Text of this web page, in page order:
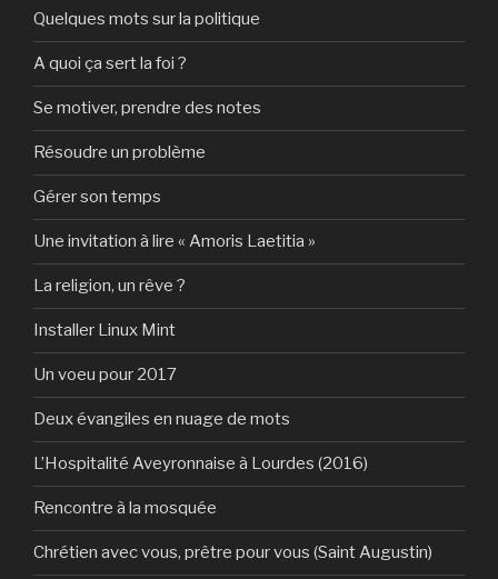
Quelques mots sur la politique
A quoi ça sert la foi ?
Se motiver, prendre des notes
Résoudre un problème
Gérer son temps
Une invitation à lire « Amoris Laetitia »
La religion, un rêve ?
Installer Linux Mint
Un voeu pour 2017
Deux évangiles en nuage de mots
L’Hospitalité Aveyronnaise à Lourdes (2016)
Rencontre à la mosquée
Chrétien avec vous, prêtre pour vous (Saint Augustin)